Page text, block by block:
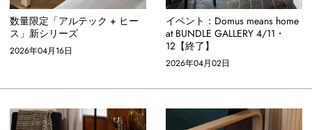
数量限定「アルテック + ヒー
ス」新シリーズ
2026年04月16日
イベント：Domus means home
at BUNDLE GALLERY 4/11・
12【終了】
2026年04月02日